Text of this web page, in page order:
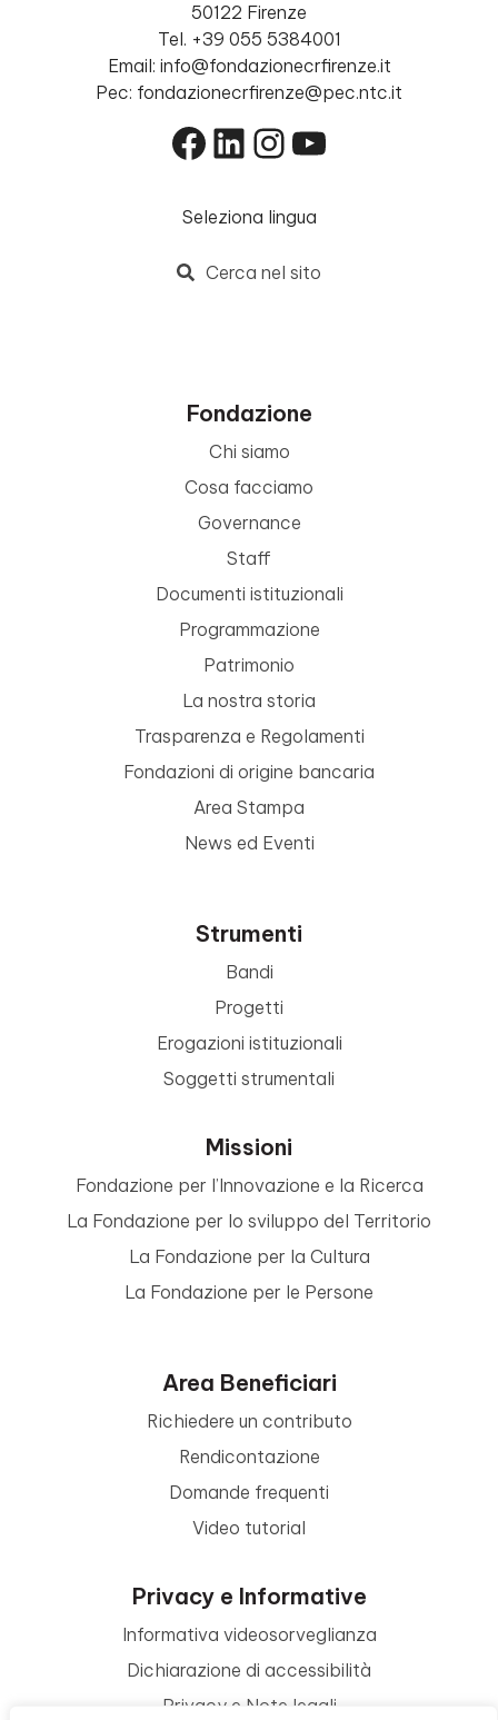
50122 Firenze
Tel. +39 055 5384001
Email: info@fondazionecrfirenze.it
Pec: fondazionecrfirenze@pec.ntc.it
Facebook
LinkedIn
Instagram
YouTube
Seleziona lingua
Cerca nel sito
Fondazione
Chi siamo
Cosa facciamo
Governance
Staff
Documenti istituzionali
Programmazione
Patrimonio
La nostra storia
Trasparenza e Regolamenti
Fondazioni di origine bancaria
Area Stampa
News ed Eventi
Strumenti
Bandi
Progetti
Erogazioni istituzionali
Soggetti strumentali
Missioni
Fondazione per l’Innovazione e la Ricerca
La Fondazione per lo sviluppo del Territorio
La Fondazione per la Cultura
La Fondazione per le Persone
Area Beneficiari
Richiedere un contributo
Rendicontazione
Domande frequenti
Video tutorial
Privacy e Informative
Informativa videosorveglianza
Dichiarazione di accessibilità
Privacy e Note legali